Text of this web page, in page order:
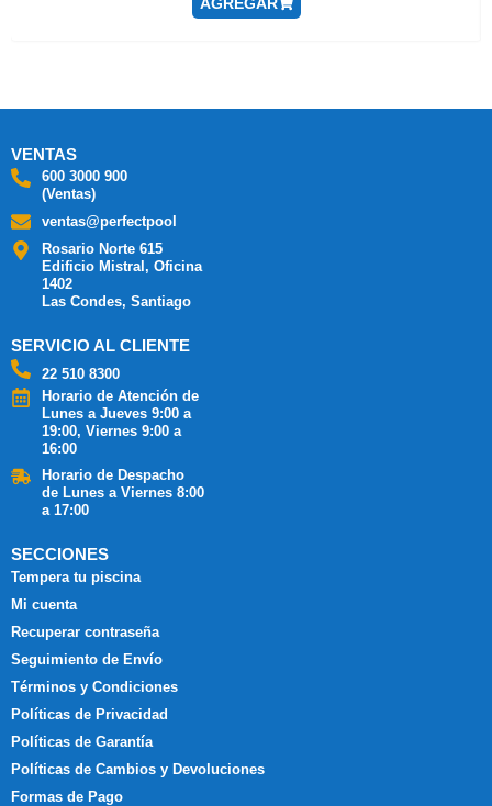
VENTAS
600 3000 900
(Ventas)
ventas@perfectpool
Rosario Norte 615
Edificio Mistral, Oficina
1402
Las Condes, Santiago
SERVICIO AL CLIENTE
22 510 8300
Horario de Atención de
Lunes a Jueves 9:00 a
19:00, Viernes 9:00 a
16:00
Horario de Despacho
de Lunes a Viernes 8:00
a 17:00
SECCIONES
Tempera tu piscina
Mi cuenta
Recuperar contraseña
Seguimiento de Envío
Términos y Condiciones
Políticas de Privacidad
Políticas de Garantía
Políticas de Cambios y Devoluciones
Formas de Pago